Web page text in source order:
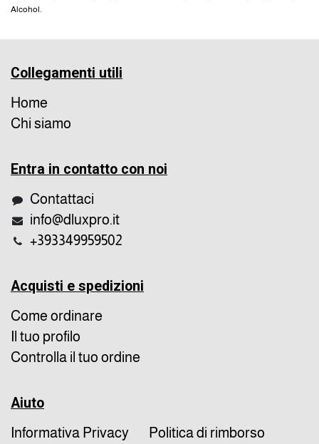
Alcohol.
Collegamenti utili
Home
Chi siamo
Entra in contatto con noi
Contattaci
info@dluxpro.it
+393349959502
Acquisti e spedizioni
Come ordinare
Il tuo profilo
Controlla il tuo ordine
Aiuto
Informativa Privacy
Politica di rimborso